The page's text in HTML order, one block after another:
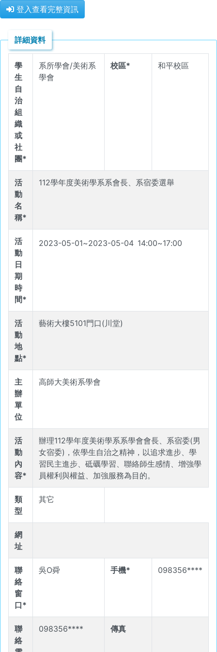
登入查看完整資訊
詳細資料
學
生
自
治
組
織
或
社
團*
系所學會/美術系
學會
校區* 和平校區
活
動
名
稱*
112學年度美術學系系會長、系宿委選舉
活
動
日
期
時
間*
2023-05-01~2023-05-04 14:00~17:00
活
動
地
點*
藝術大樓5101門口(川堂)
主
辦
單
位
高師大美術系學會
活
動
內
容*
辦理112學年度美術學系系學會會長、系宿委(男
女宿委)，依學生自治之精神，以追求進步、學
習民主進步、砥礪學習、聯絡師生感情、增強學
員權利與權益、加強服務為目的。
類
型
其它
網
址
聯
絡
窗
口*
吳O舜 手機* 098356****
聯
絡
098356**** 傳真